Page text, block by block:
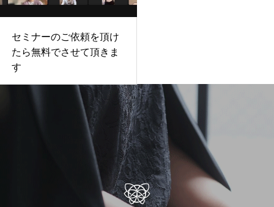
セミナーのご依頼を頂け
たら無料でさせて頂きま
す